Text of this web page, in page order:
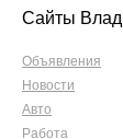
Сайты
Объявления
Новости
Авто
Работа